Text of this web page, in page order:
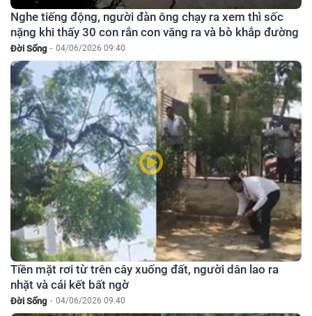
Nghe tiếng động, người đàn ông chạy ra xem thì sốc
nặng khi thấy 30 con rắn con văng ra và bò khắp đường
Đời Sống - 04/06/2026 09:40
Tiền mặt rơi từ trên cây xuống đất, người dân lao ra
nhặt và cái kết bất ngờ
Đời Sống - 04/06/2026 09:40